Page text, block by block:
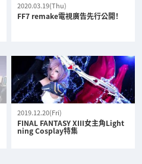
2020.03.19(Thu)
FF7 remake電視廣告先行公開！
2019.12.20(Fri)
FINAL FANTASY XIII女主角Light
ning Cosplay特集